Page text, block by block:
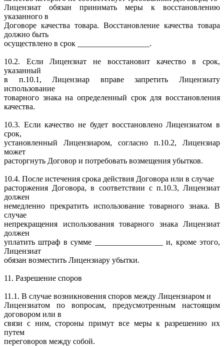
Лицензиат обязан принимать меры к восстановлению
указанного в
Договоре качества товара. Восстановление качества товара
должно быть
осуществлено в срок __________________.
10.2. Если Лицензиат не восстановит качество в срок,
указанный
в п.10.1, Лицензиар вправе запретить Лицензиату
использование
товарного знака на определенный срок для восстановления
качества.
10.3. Если качество не будет восстановлено Лицензиатом в
срок,
установленный Лицензиаром, согласно п.10.2, Лицензиар
может
расторгнуть Договор и потребовать возмещения убытков.
10.4. После истечения срока действия Договора или в случае
расторжения Договора, в соответствии с п.10.3, Лицензиат
должен
немедленно прекратить использование товарного знака. В
случае
непрекращения использования товарного знака Лицензиат
должен
уплатить штраф в сумме _________________ и, кроме этого,
Лицензиат
обязан возместить Лицензиару убытки.
11. Разрешение споров
11.1. В случае возникновения споров между Лицензиаром и
Лицензиатом по вопросам, предусмотренным настоящим
договором или в
связи с ним, стороны примут все меры к разрешению их
путем
переговоров между собой.